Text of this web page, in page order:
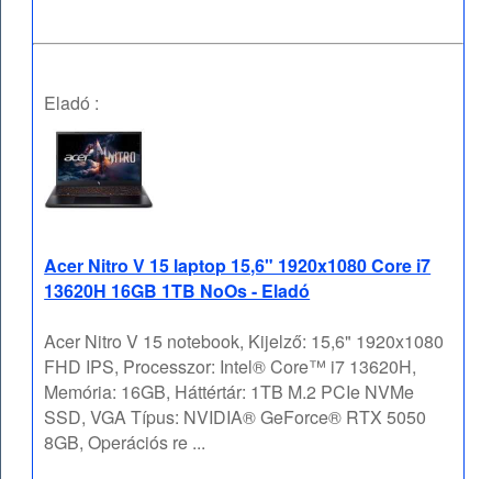
Eladó :
Acer Nitro V 15 laptop 15,6" 1920x1080 Core i7
13620H 16GB 1TB NoOs - Eladó
Acer Nitro V 15 notebook, Kijelző: 15,6" 1920x1080
FHD IPS, Processzor: Intel® Core™ i7 13620H,
Memória: 16GB, Háttértár: 1TB M.2 PCIe NVMe
SSD, VGA Típus: NVIDIA® GeForce® RTX 5050
8GB, Operációs re ...